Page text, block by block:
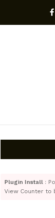
Plugin Install :
View Counter to